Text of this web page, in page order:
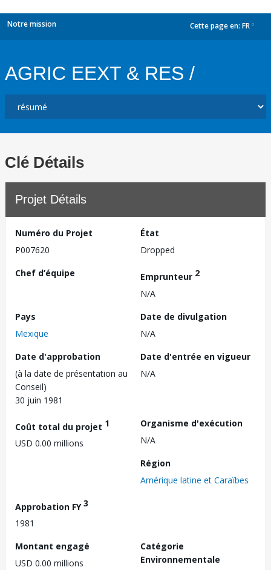
Notre mission Cette page en: FR
AGRIC EEXT & RES /
Clé Détails
Projet Détails
Numéro du Projet
P007620
État
Dropped
Chef d’équipe
Emprunteur 2
N/A
Pays
Mexique
Date de divulgation
N/A
Date d'approbation
(à la date de présentation au
Conseil)
30 juin 1981
Date d'entrée en vigueur
N/A
Coût total du projet 1
USD 0.00 millions
Organisme d'exécution
N/A
Région
Amérique latine et Caraïbes
Approbation FY3
1981
Montant engagé
USD 0.00 millions
Catégorie
Environnementale